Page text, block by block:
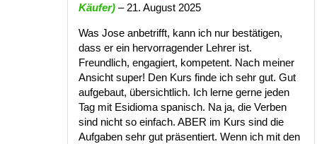
5
Käufer) – 21. August 2025
Was Jose anbetrifft, kann ich nur bestätigen,
dass er ein hervorragender Lehrer ist.
Freundlich, engagiert, kompetent. Nach meiner
Ansicht super! Den Kurs finde ich sehr gut. Gut
aufgebaut, übersichtlich. Ich lerne gerne jeden
Tag mit Esidioma spanisch. Na ja, die Verben
sind nicht so einfach. ABER im Kurs sind die
Aufgaben sehr gut präsentiert. Wenn ich mit den